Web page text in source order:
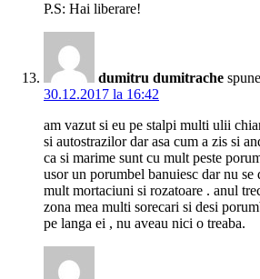
P.S: Hai liberare!
dumitru dumitrache
30.12.2017 la 16:42
am vazut si eu pe stalpi multi ulii
si autostrazilor dar asa cum a zis si
ca si marime sunt cu mult peste
usor un porumbel banuiesc dar nu se
mult mortaciuni si rozatoare . anul
zona mea multi sorecari si desi
pe langa ei , nu aveau nici o treaba.